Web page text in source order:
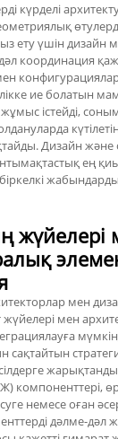
күрделі
ету үшін дизайн
дәл координация
ие болатын
істейді,
Дизайн
ең
жүйелері
мен
жүйелері мен
сақтайтын
өрт
немесе оған әсер
дәлме-дәл